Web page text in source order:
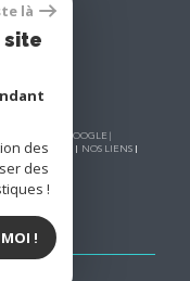
BY GOOGLE |
ADMIN
NOS LIENS
là
site
des
des
!
!